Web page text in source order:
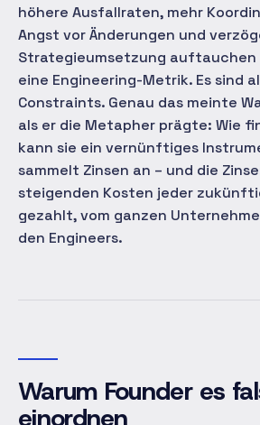
höhere Ausfallraten, mehr
Angst vor Änderungen und
Strategieumsetzung auftauchen
eine Engineering-Metrik. Es sind
Constraints. Genau das meinte
als er die Metapher prägte: Wie
kann sie ein vernünftiges
sammelt Zinsen an – und die
steigenden Kosten jeder
gezahlt, vom ganzen
den Engineers.
Warum Founder es
einordnen